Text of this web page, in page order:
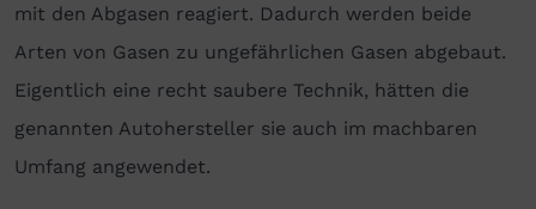
mit den Abgasen reagiert. Dadurch werden beide
Arten von Gasen zu ungefährlichen Gasen abgebaut.
Eigentlich eine recht saubere Technik, hätten die
genannten Autohersteller sie auch im machbaren
Umfang angewendet.